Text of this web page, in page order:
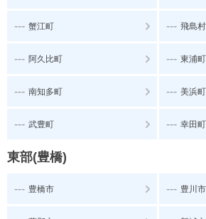
--- 蟹江町 --- 飛島村
--- 阿久比町 --- 東浦町
--- 南知多町 --- 美浜町
--- 武豊町 --- 幸田町
東部(豊橋)
--- 豊橋市 --- 豊川市